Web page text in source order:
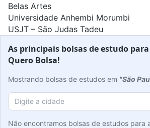
Belas Artes
Universidade Anhembi Morumbi
USJT – São Judas Tadeu
As principais bolsas de estudo
Quero Bolsa!
Mostrando bolsas de estudos em "São
Não encontramos bolsas de estudos para